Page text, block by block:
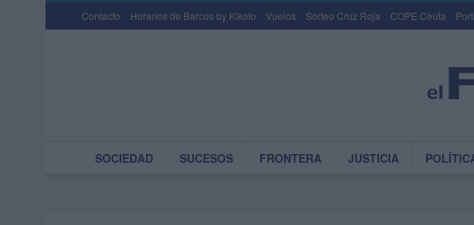
Contacto Horarios de Barcos by Kikoto Vuelos Sorteo Cruz Roja COPE Ceuta
SOCIEDAD SUCESOS FRONTERA JUSTICIA